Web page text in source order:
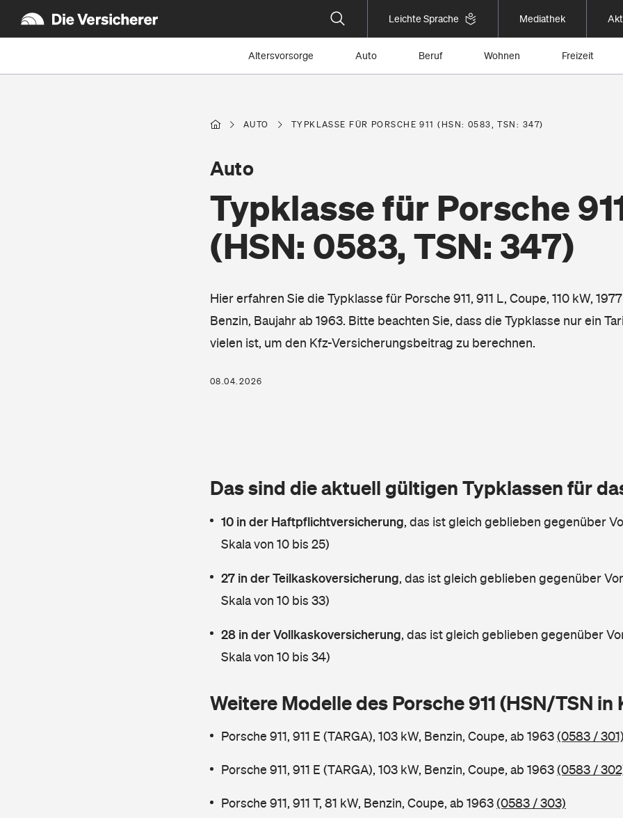
Leichte Sprache Mediathek
Altersvorsorge Auto Beruf Wohnen Freizeit
AUTO TYPKLASSE FÜR PORSCHE 911 (HSN: 0583, TSN: 347)
Typklasse für Porsche
(HSN: 0583, TSN: 347)
Auto
Hier erfahren Sie die Typklasse für Porsche 911, 911 L, Coupe, 110 kW,
Benzin, Baujahr ab 1963. Bitte beachten Sie, dass die Typklasse nur ein
vielen ist, um den Kfz-Versicherungsbeitrag zu berechnen.
08.04.2026
Das sind die aktuell gültigen Typklassen für
10 in der Haftpflichtversicherung, das ist gleich geblieben gegenüber
Skala von 10 bis 25)
27 in der Teilkaskoversicherung, das ist gleich geblieben gegenüber
Skala von 10 bis 33)
28 in der Vollkaskoversicherung, das ist gleich geblieben gegenüber
Skala von 10 bis 34)
Weitere Modelle des Porsche 911 (HSN/TSN in
Porsche 911, 911 E (TARGA), 103 kW, Benzin, Coupe, ab 1963(0583 / 301)
Porsche 911, 911 E (TARGA), 103 kW, Benzin, Coupe, ab 1963(0583 /
Porsche 911, 911 T, 81 kW, Benzin, Coupe, ab 1963(0583 / 303)